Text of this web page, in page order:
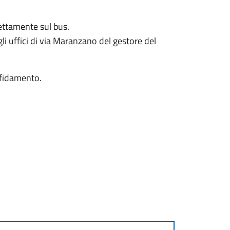
sul bus.
uffici di via Maranzano del gestore del